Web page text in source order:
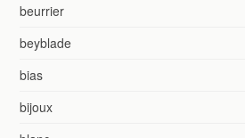
beurrier
beyblade
bias
bijoux